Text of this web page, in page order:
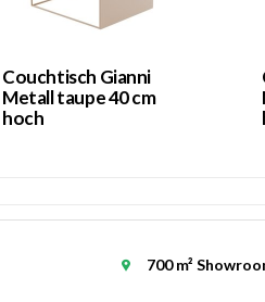
Couchtisch Gianni
Metall taupe 40 cm
hoch
700 m²